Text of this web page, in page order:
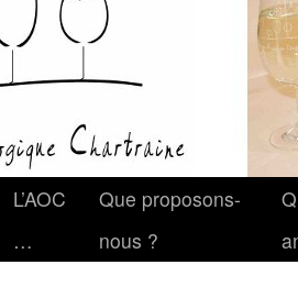
L’AOC
…
Que proposons-
nous ?